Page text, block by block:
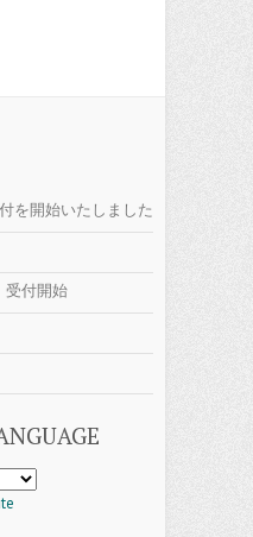
を開始いたしました
付開始